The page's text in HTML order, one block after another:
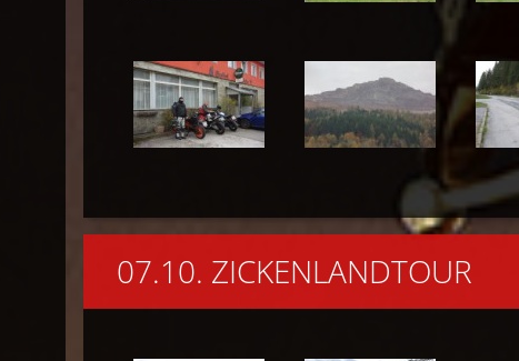
07.10. ZICKENLANDTOUR